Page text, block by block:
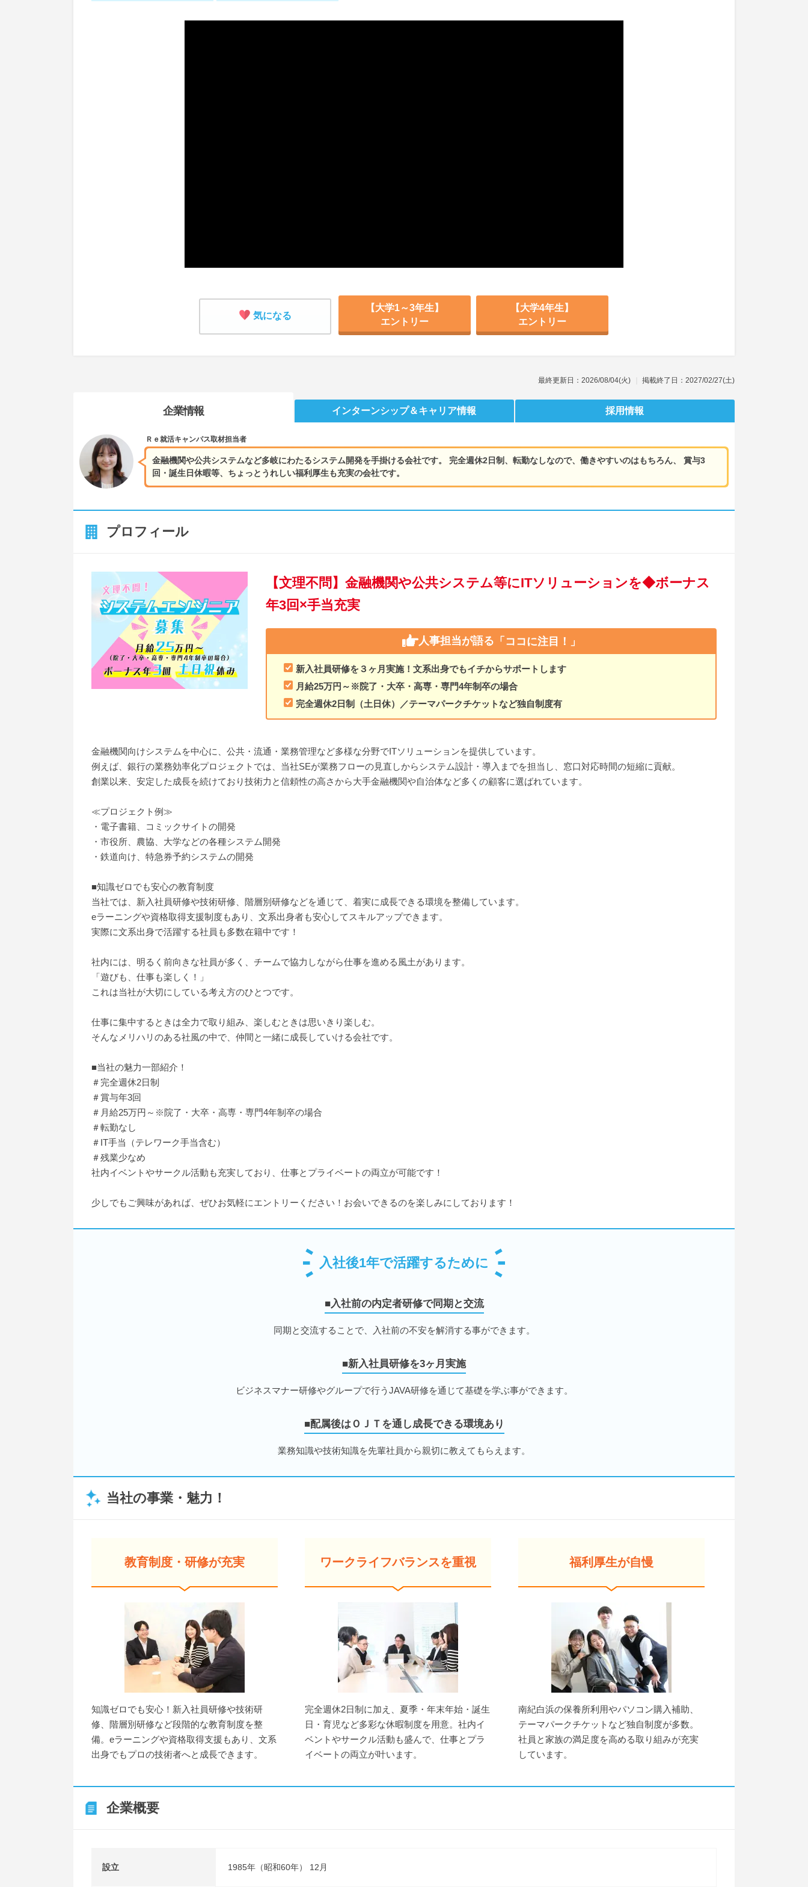
気になる
【大学1～3年生】
エントリー
【大学4年生】
エントリー
最終更新日：2026/08/04(火) 掲載終了日：2027/02/27(土)
企業情報 インターンシップ＆キャリア情報 採用情報
金融機関や公共システムなど多岐にわたるシステム開発を手掛ける会社です。 完全週休2日制、転勤なしなので、働きやすいのはもちろん、 賞与3
回・誕生日休暇等、ちょっとうれしい福利厚生も充実の会社です。
Ｒｅ就活キャンパス取材担当者
プロフィール
【文理不問】金融機関や公共システム等にITソリューションを◆ボーナス
年3回×手当充実
人事担当が語る 「ココに注目！」
新入社員研修を３ヶ月実施！文系出身でもイチからサポートします
月給25万円～※院了・大卒・高専・専門4年制卒の場合
完全週休2日制（土日休）／テーマパークチケットなど独自制度有
金融機関向けシステムを中心に、公共・流通・業務管理など多様な分野でITソリューションを提供しています。
例えば、銀行の業務効率化プロジェクトでは、当社SEが業務フローの見直しからシステム設計・導入までを担当し、窓口対応時間の短縮に貢献。
創業以来、安定した成長を続けており技術力と信頼性の高さから大手金融機関や自治体など多くの顧客に選ばれています。
≪プロジェクト例≫
・電子書籍、コミックサイトの開発
・市役所、農協、大学などの各種システム開発
・鉄道向け、特急券予約システムの開発
■知識ゼロでも安心の教育制度
当社では、新入社員研修や技術研修、階層別研修などを通じて、着実に成長できる環境を整備しています。
eラーニングや資格取得支援制度もあり、文系出身者も安心してスキルアップできます。
実際に文系出身で活躍する社員も多数在籍中です！
社内には、明るく前向きな社員が多く、チームで協力しながら仕事を進める風土があります。
「遊びも、仕事も楽しく！」
これは当社が大切にしている考え方のひとつです。
仕事に集中するときは全力で取り組み、楽しむときは思いきり楽しむ。
そんなメリハリのある社風の中で、仲間と一緒に成長していける会社です。
■当社の魅力一部紹介！
＃完全週休2日制
＃賞与年3回
＃月給25万円～※院了・大卒・高専・専門4年制卒の場合
＃転勤なし
＃IT手当（テレワーク手当含む）
＃残業少なめ
社内イベントやサークル活動も充実しており、仕事とプライベートの両立が可能です！
少しでもご興味があれば、ぜひお気軽にエントリーください！お会いできるのを楽しみにしております！
入社後1年で活躍するために
■入社前の内定者研修で同期と交流
同期と交流することで、入社前の不安を解消する事ができます。
■新入社員研修を3ヶ月実施
ビジネスマナー研修やグループで行うJAVA研修を通じて基礎を学ぶ事ができます。
■配属後はＯＪＴを通し成長できる環境あり
業務知識や技術知識を先輩社員から親切に教えてもらえます。
当社の事業・魅力！
教育制度・研修が充実
知識ゼロでも安心！新入社員研修や技術研
修、階層別研修など段階的な教育制度を整
備。eラーニングや資格取得支援もあり、文系
出身でもプロの技術者へと成長できます。
ワークライフバランスを重視
完全週休2日制に加え、夏季・年末年始・誕生
日・育児など多彩な休暇制度を用意。社内イ
ベントやサークル活動も盛んで、仕事とプラ
イベートの両立が叶います。
福利厚生が自慢
南紀白浜の保養所利用やパソコン購入補助、
テーマパークチケットなど独自制度が多数。
社員と家族の満足度を高める取り組みが充実
しています。
企業概要
設立 1985年（昭和60年） 12月